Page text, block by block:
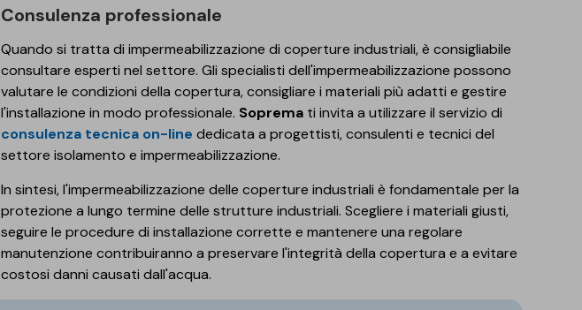
Consulenza professionale
Quando si tratta di impermeabilizzazione di coperture industriali, è consigliabile
consultare esperti nel settore. Gli specialisti dell'impermeabilizzazione possono
valutare le condizioni della copertura, consigliare i materiali più adatti e gestire
l'installazione in modo professionale. Soprema ti invita a utilizzare il servizio di
consulenza tecnica on-line dedicata a progettisti, consulenti e tecnici del
settore isolamento e impermeabilizzazione.
In sintesi, l'impermeabilizzazione delle coperture industriali è fondamentale per la
protezione a lungo termine delle strutture industriali. Scegliere i materiali giusti,
seguire le procedure di installazione corrette e mantenere una regolare
manutenzione contribuiranno a preservare l'integrità della copertura e a evitare
costosi danni causati dall'acqua.